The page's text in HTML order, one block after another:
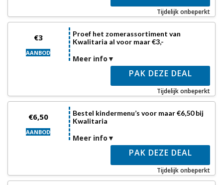
Tijdelijk onbeperkt
€3
AANBOD
Proef het zomerassortiment van
Kwalitaria al voor maar €3,-
Meer info
PAK DEZE DEAL
Tijdelijk onbeperkt
€6,50
AANBOD
Bestel kindermenu’s voor maar €6,50 bij
Kwalitaria
Meer info
PAK DEZE DEAL
Tijdelijk onbeperkt